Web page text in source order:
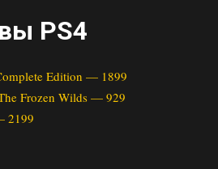
PS4
Edition — 1899
Frozen Wilds — 929
2199